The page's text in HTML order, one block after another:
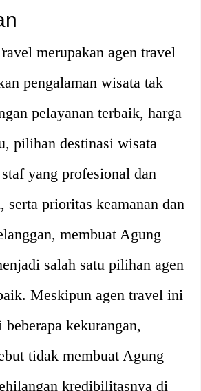
merupakan agen travel
pengalaman wisata tak
pelayanan terbaik, harga
pilihan destinasi wisata
yang profesional dan
serta prioritas keamanan dan
membuat Agung
salah satu pilihan agen
Meskipun agen travel ini
kekurangan,
tidak membuat Agung
kredibilitasnya di